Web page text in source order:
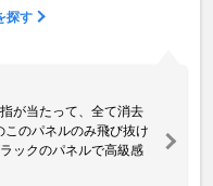
探す
が当たって、全て消去
のパネルのみ飛び抜け
ックのパネルで高級感